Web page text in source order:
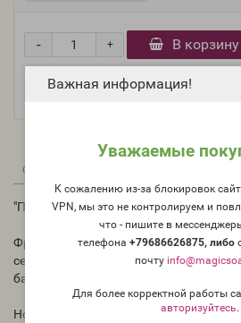
Важная информация!
Уважаемые
К сожалению из-за блокировок
VPN, мы это не контролируем и
что - пишите в
телефона+79686626875, либо
почту
Для более корректной работы
авторизуйтесь.
+
- В корзину
Описание
"Пляжная кабана" (FC Beach Cabana)
Фрукты с побережья и соленые ноты
сердце из росистых лепестков,
базой из мускусной древесины.
Ноты аромата;